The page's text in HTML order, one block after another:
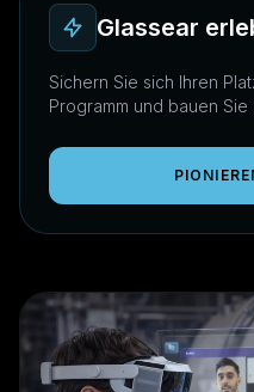
Glassear
Sichern Sie sich Ihren
Programm und bauen